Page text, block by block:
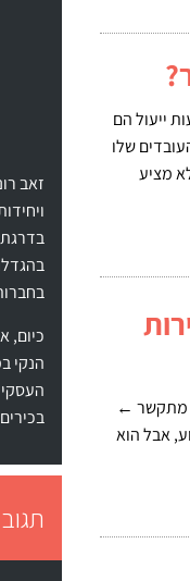
ייעול הם
שלו
מציע
מתקשר ←
אבל הוא
כיום,
הנקי